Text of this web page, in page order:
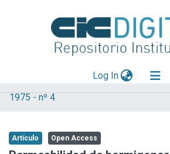
Log In(current)
Explorar
Aportar material
1975 - nº 4
Artículo Open Access